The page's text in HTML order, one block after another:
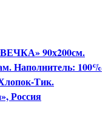
90х200см.
Наполнитель: 100%
Тик.
Россия